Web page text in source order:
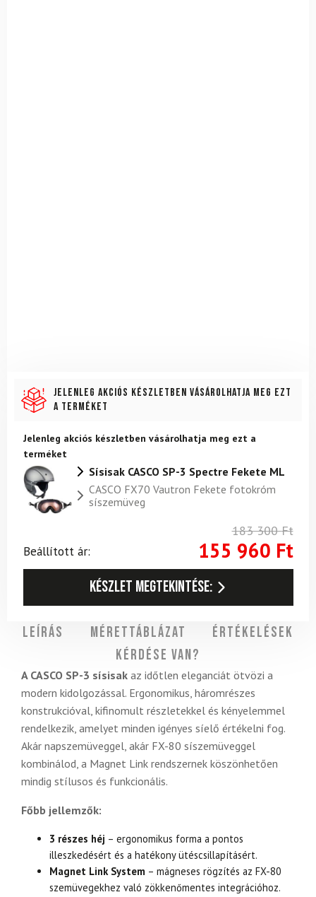
Jelenleg akciós készletben vásárolhatja meg ezt
a terméket
Jelenleg akciós készletben vásárolhatja meg ezt a
terméket
Sísisak CASCO SP-3 Spectre Fekete ML
CASCO FX70 Vautron Fekete fotokróm
síszemüveg
183 300Ft
Beállított ár:
155 960 Ft
Készlet megtekintése:
Leírás Mérettáblázat
Értékelések
Kérdése van?
A CASCO SP-3 sísisak az időtlen eleganciát ötvözi a
modern kidolgozással. Ergonomikus, háromrészes
konstrukcióval, kifinomult részletekkel és kényelemmel
rendelkezik, amelyet minden igényes síelő értékelni fog.
Akár napszemüveggel, akár FX-80 síszemüveggel
kombinálod, a Magnet Link rendszernek köszönhetően
mindig stílusos és funkcionális.
Főbb jellemzők:
3 részes héj – ergonomikus forma a pontos
illeszkedésért és a hatékony ütéscsillapításért.
Magnet Link System – mágneses rögzítés az FX-80
szemüvegekhez való zökkenőmentes integrációhoz.